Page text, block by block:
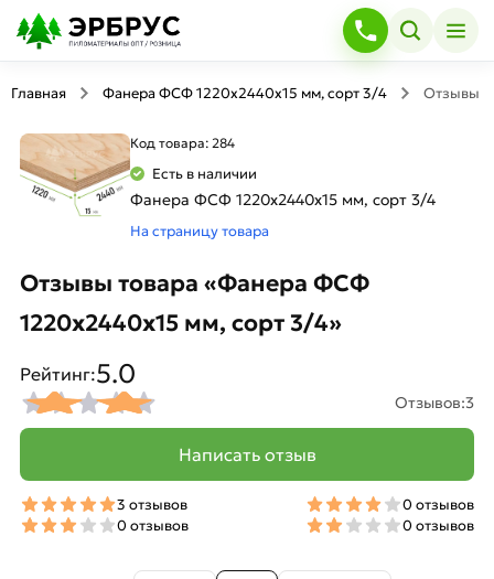
Главная Фанера ФСФ 1220х2440х15 мм, сорт 3/4 Отзывы
Код товара: 284
Есть в наличии
Фанера ФСФ 1220х2440х15 мм, сорт 3/4
На страницу товара
Отзывы товара «Фанера ФСФ
1220х2440х15 мм, сорт 3/4»
Рейтинг:5.0
Отзывов:3
Написать отзыв
3 отзывов
0 отзывов
0 отзывов
0 отзывов